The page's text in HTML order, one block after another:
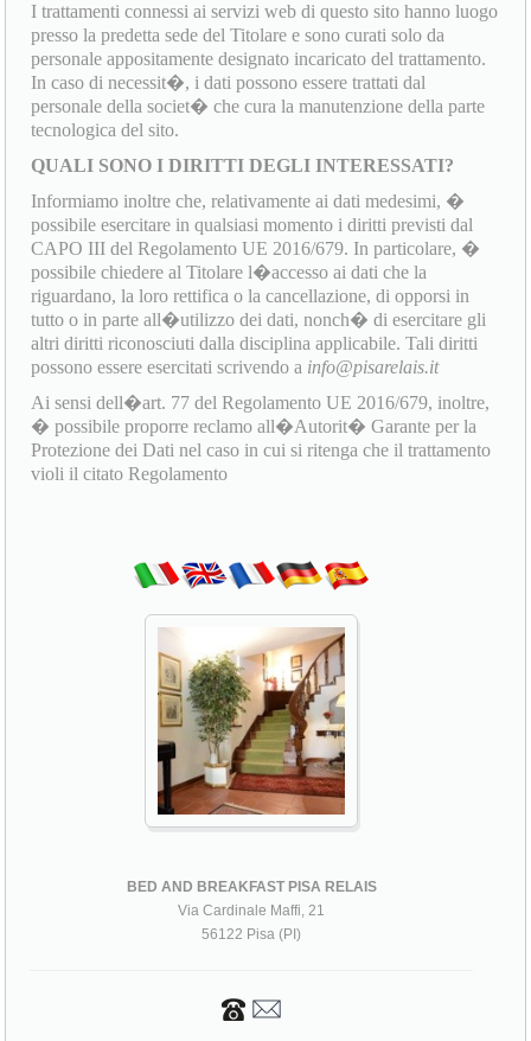
I trattamenti connessi ai servizi web di questo sito hanno luogo
presso la predetta sede del Titolare e sono curati solo da
personale appositamente designato incaricato del trattamento.
In caso di necessit�, i dati possono essere trattati dal
personale della societ� che cura la manutenzione della parte
tecnologica del sito.
QUALI SONO I DIRITTI DEGLI INTERESSATI?
Informiamo inoltre che, relativamente ai dati medesimi, �
possibile esercitare in qualsiasi momento i diritti previsti dal
CAPO III del Regolamento UE 2016/679. In particolare, �
possibile chiedere al Titolare l�accesso ai dati che la
riguardano, la loro rettifica o la cancellazione, di opporsi in
tutto o in parte all�utilizzo dei dati, nonch� di esercitare gli
altri diritti riconosciuti dalla disciplina applicabile. Tali diritti
possono essere esercitati scrivendo a info@pisarelais.it
Ai sensi dell�art. 77 del Regolamento UE 2016/679, inoltre,
� possibile proporre reclamo all�Autorit� Garante per la
Protezione dei Dati nel caso in cui si ritenga che il trattamento
violi il citato Regolamento
BED AND BREAKFAST PISA RELAIS
Via Cardinale Maffi, 21
56122 Pisa (PI)